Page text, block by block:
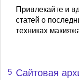
Привлекайте и
статей о
техниках
5 Сайтовая